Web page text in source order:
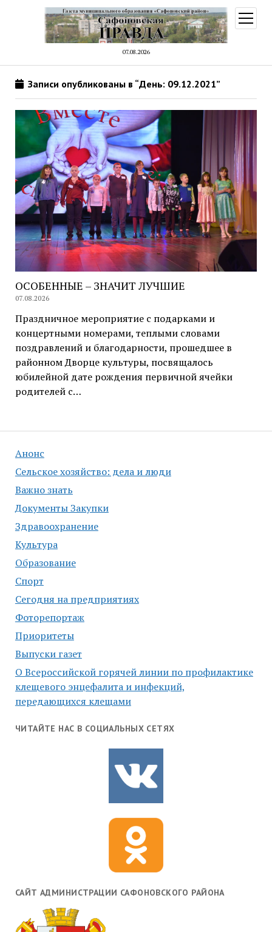
07.08.2026
меню
Анонс
Сельское хозяйство: дела и люди
Важно знать
Документы Закупки
Здравоохранение
Культура
Образование
Спорт
Сегодня на предприятиях
Фоторепортаж
Приоритеты
Выпуски газет
О Всероссийской горячей линии по профилактике
клещевого энцефалита и инфекций,
передающихся клещами
ЧИТАЙТЕ НАС В СОЦИАЛЬНЫХ СЕТЯХ
САЙТ АДМИНИСТРАЦИИ САФОНОВСКОГО РАЙОНА
Записи опубликованы в “День: 09.12.2021”
ОСОБЕННЫЕ – ЗНАЧИТ ЛУЧШИЕ
07.08.2026
Праздничное мероприятие с подарками и
концертными номерами, теплыми словами
поздравлений и благодарности, прошедшее в
районном Дворце культуры, посвящалось
юбилейной дате рождения первичной ячейки
родителей с…